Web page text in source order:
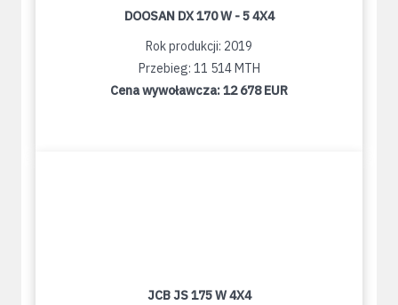
DOOSAN DX 170 W - 5 4X4
Rok produkcji: 2019
Przebieg: 11 514 MTH
Cena wywoławcza:12 678 EUR
JCB JS 175 W 4X4